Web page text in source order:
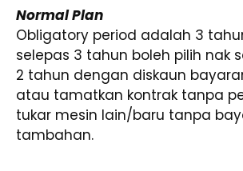
Normal Plan
Obligatory period adalah 3
selepas 3 tahun boleh pilih nak
2 tahun dengan diskaun
atau tamatkan kontrak tanpa
tukar mesin lain/baru tanpa
tambahan.